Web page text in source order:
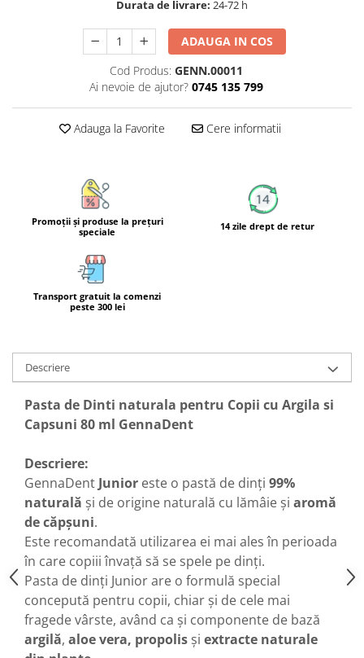
Durata de livrare: 24-72 h
ADAUGA IN COS
Cod Produs: GENN.00011
Ai nevoie de ajutor? 0745 135 799
Adauga la Favorite Cere informatii
Promoţii şi produse la preţuri
speciale
14 zile drept de retur
Transport gratuit la comenzi
peste 300 lei
Descriere
Pasta de Dinti naturala pentru Copii cu Argila si
Capsuni 80 ml GennaDent
Descriere:
GennaDent Junior este o pastă de dinți 99%
naturală şi de origine naturală cu lămâie și aromă
de căpşuni.
Este recomandată utilizarea ei mai ales în perioada
în care copiii învață să se spele pe dinți.
Pasta de dinți Junior are o formulă special
concepută pentru copii, chiar și de cele mai
fragede vârste, având ca și componente de bază
argilă, aloe vera, propolis și extracte naturale